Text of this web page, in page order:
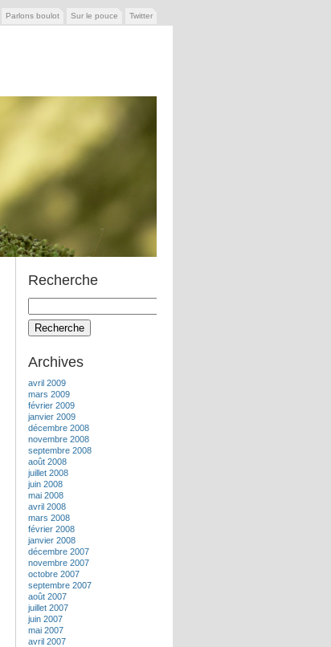
Parlons boulot Sur le pouce Twitter
Recherche
Recherche
pour:
Archives
avril 2009
mars 2009
février 2009
janvier 2009
décembre 2008
novembre 2008
septembre 2008
août 2008
juillet 2008
juin 2008
mai 2008
avril 2008
mars 2008
février 2008
janvier 2008
décembre 2007
novembre 2007
octobre 2007
septembre 2007
août 2007
juillet 2007
juin 2007
mai 2007
avril 2007